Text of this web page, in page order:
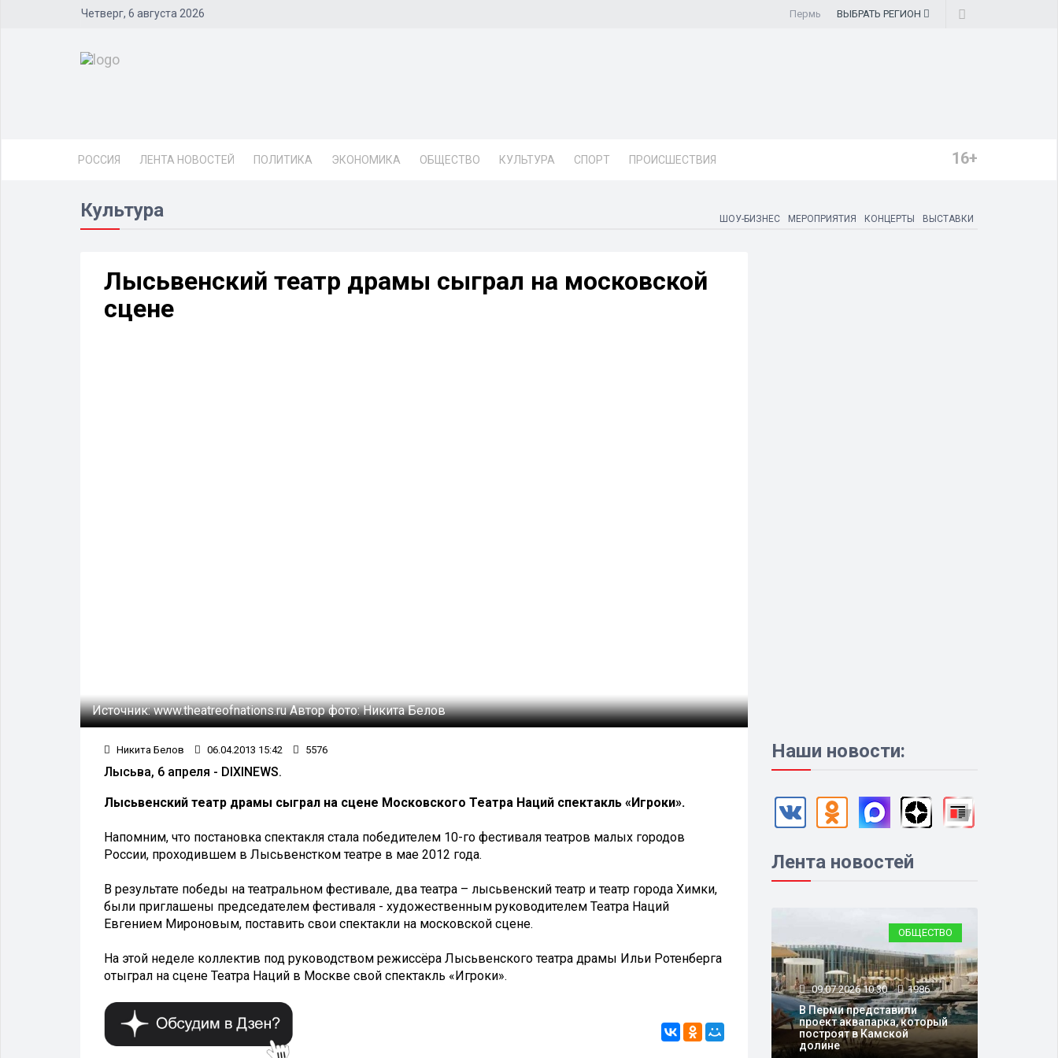
Четверг, 6 августа 2026 Пермь ВЫБРАТЬ РЕГИОН
РОССИЯ ЛЕНТА НОВОСТЕЙ ПОЛИТИКА ЭКОНОМИКА ОБЩЕСТВО КУЛЬТУРА СПОРТ ПРОИСШЕСТВИЯ 16+
Культура ШОУ-БИЗНЕС МЕРОПРИЯТИЯ КОНЦЕРТЫ ВЫСТАВКИ
Лысьвенский театр драмы сыграл на московской
сцене
Источник:www.theatreofnations.ruАвтор фото:Никита Белов
Никита Белов 06.04.2013 15:42 5576
Лысьва, 6 апреля - DIXINEWS.
Лысьвенский театр драмы сыграл на сцене Московского Театра Наций спектакль «Игроки».
Напомним, что постановка спектакля стала победителем 10-го фестиваля театров малых городов
России, проходившем в Лысьвенстком театре в мае 2012 года.
В результате победы на театральном фестивале, два театра – лысьвенский театр и театр города Химки,
были приглашены председателем фестиваля - художественным руководителем Театра Наций
Евгением Мироновым, поставить свои спектакли на московской сцене.
На этой неделе коллектив под руководством режиссёра Лысьвенского театра драмы Ильи Ротенберга
отыграл на сцене Театра Наций в Москве свой спектакль «Игроки».
Наши новости:
Лента новостей
ОБЩЕСТВО
09.07.2026 10:30 1986
В Перми представили
проект аквапарка, который
построят в Камской
долине